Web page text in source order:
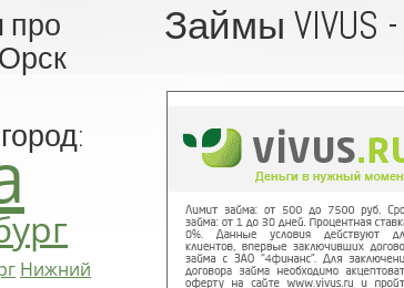
про
Нижний
Займы VIVUS